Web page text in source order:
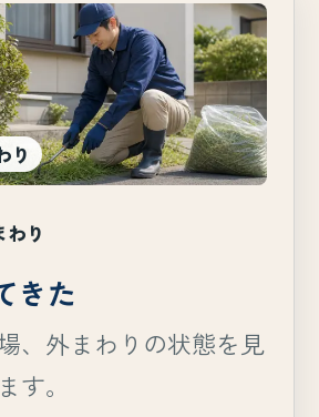
り
り
きた
、外まわりの状態を見
す。